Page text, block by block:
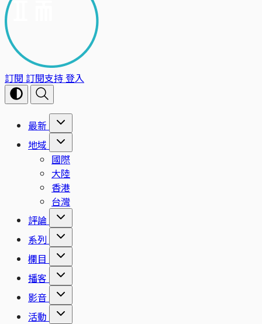
訂閱 訂閱支持登入
最新
地域
國際
大陸
香港
台灣
評論
系列
欄目
播客
影音
活動